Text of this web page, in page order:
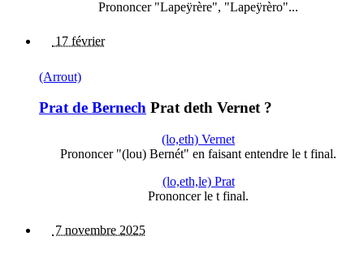
Prononcer "Lapeÿrère", "Lapeÿrèro"...
17 février
(Arrout)
Prat de Bernech Prat deth Vernet ?
(lo,eth) Vernet
Prononcer "(lou) Bernét" en faisant entendre le t final.
(lo,eth,le) Prat
Prononcer le t final.
7 novembre 2025